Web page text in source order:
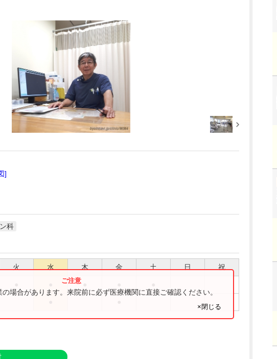
]
科
火 水 木 金 土 日 祝
場合があります。来院前に必ず医療機関に直接ご確認ください。
×閉じる